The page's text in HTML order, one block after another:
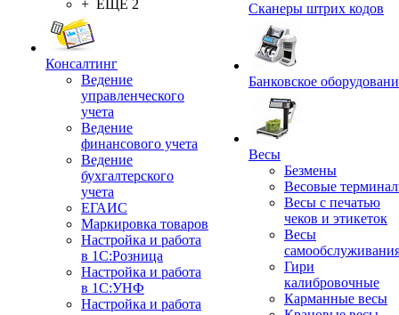
+ ЕЩЕ 2
Консалтинг
Ведение
управленческого
учета
Ведение
финансового учета
Ведение
бухгалтерского
учета
ЕГАИС
Маркировка товаров
Настройка и работа
в 1С:Розница
Настройка и работа
в 1С:УНФ
Настройка и работа
Сканеры штрих кодов
Банковское
Весы
Безмены
Весовые
Весы с печатью
чеков и этикеток
Весы
Гири
калибровочные
Карманные весы